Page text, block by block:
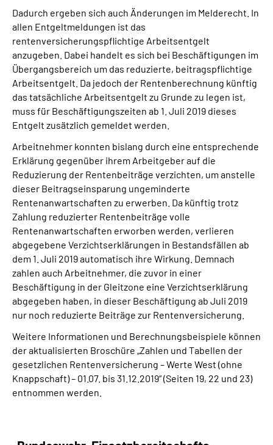
Dadurch ergeben sich auch Änderungen im Melderecht. In
allen Entgeltmeldungen ist das
rentenversicherungspflichtige Arbeitsentgelt
anzugeben. Dabei handelt es sich bei Beschäftigungen im
Übergangsbereich um das reduzierte, beitragspflichtige
Arbeitsentgelt. Da jedoch der Rentenberechnung künftig
das tatsächliche Arbeitsentgelt zu Grunde zu legen ist,
muss für Beschäftigungszeiten ab 1. Juli 2019 dieses
Entgelt zusätzlich gemeldet werden.
Arbeitnehmer konnten bislang durch eine entsprechende
Erklärung gegenüber ihrem Arbeitgeber auf die
Reduzierung der Rentenbeiträge verzichten, um anstelle
dieser Beitragseinsparung ungeminderte
Rentenanwartschaften zu erwerben. Da künftig trotz
Zahlung reduzierter Rentenbeiträge volle
Rentenanwartschaften erworben werden, verlieren
abgegebene Verzichtserklärungen in Bestandsfällen ab
dem 1. Juli 2019 automatisch ihre Wirkung. Demnach
zahlen auch Arbeitnehmer, die zuvor in einer
Beschäftigung in der Gleitzone eine Verzichtserklärung
abgegeben haben, in dieser Beschäftigung ab Juli 2019
nur noch reduzierte Beiträge zur Rentenversicherung.
Weitere Informationen und Berechnungsbeispiele können
der aktualisierten Broschüre „Zahlen und Tabellen der
gesetzlichen Rentenversicherung – Werte West (ohne
Knappschaft) – 01.07. bis 31.12.2019“ (Seiten 19, 22 und 23)
entnommen werden.